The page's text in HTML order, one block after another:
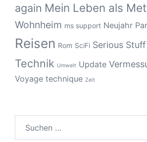
again Mein Leben als
Wohnheim ms support Neujahr
Reisen Rom SciFi Serious Stuff
Technik Umwelt Update
Voyage technique Zeit
nach: